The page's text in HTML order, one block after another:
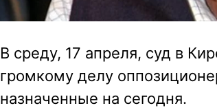
В среду, 17 апреля, суд в
громкому делу
назначенные на сегодня.